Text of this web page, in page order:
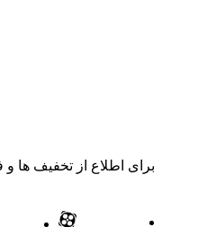
برای اطلاع از تخفیف ها و